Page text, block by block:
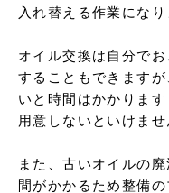
入れ替える作業になり
オイル交換は自分で
することもできます
いと時間はかかりま
用意しないといけませ
また、古いオイルの
間がかかるため整備